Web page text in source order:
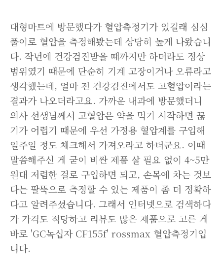
대형마트에 방문했다가 혈압측정기가 있길래 심심
풀이로 혈압을 측정해봤는데 상당히 높게 나왔습니
다. 작년에 건강검진받을 때까지만 하더라도 정상
범위였기 때문에 단순히 기계 고장이거나 오류라고
생각했는데, 얼마 전 건강검진에서도 고혈압이라는
결과가 나오더라고요. 가까운 내과에 방문했더니
의사 선생님께서 고혈압은 약을 먹기 시작하면 끊
기가 어렵기 때문에 우선 가정용 혈압계를 구입해
일주일 정도 체크해서 가져오라고 하더군요. 이때
말씀해주신 게 굳이 비싼 제품 살 필요 없이 4~5만
원대 저렴한 걸로 구입하면 되고, 손목에 차는 것보
다는 팔뚝으로 측정할 수 있는 제품이 좀 더 정확하
다고 알려주셨습니다. 그래서 인터넷으로 검색하다
가 가격도 적당하고 리뷰도 많은 제품으로 고른 게
바로 'GC녹십자 CF155f' rossmax 혈압측정기입
니다.